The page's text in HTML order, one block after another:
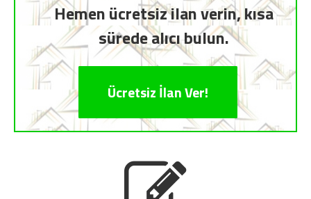
Hemen ücretsiz ilan verin, kısa
sürede alıcı bulun.
Ücretsiz İlan Ver!